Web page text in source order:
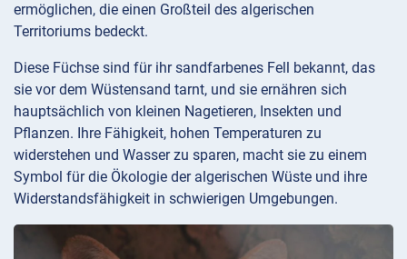
ermöglichen, die einen Großteil des algerischen
Territoriums bedeckt.
Diese Füchse sind für ihr sandfarbenes Fell bekannt, das
sie vor dem Wüstensand tarnt, und sie ernähren sich
hauptsächlich von kleinen Nagetieren, Insekten und
Pflanzen. Ihre Fähigkeit, hohen Temperaturen zu
widerstehen und Wasser zu sparen, macht sie zu einem
Symbol für die Ökologie der algerischen Wüste und ihre
Widerstandsfähigkeit in schwierigen Umgebungen.